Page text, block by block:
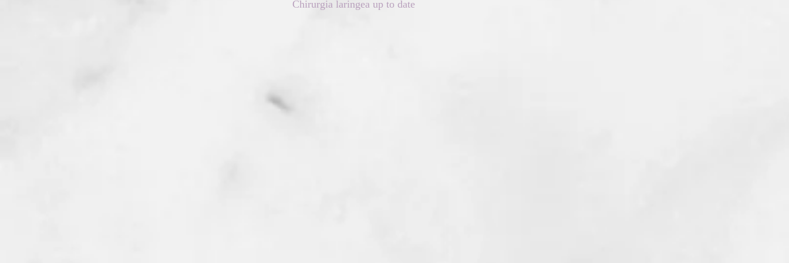
Chirurgia laringea up to date